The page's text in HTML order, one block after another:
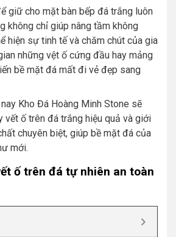
giữ cho mặt bàn bếp đá trắng luôn
không chỉ giúp nâng tầm không
hiện sự tinh tế và chăm chút của gia
những vệt ố cứng đầu hay mảng
bề mặt đá mất đi vẻ đẹp sang
Kho Đá Hoàng Minh Stone sẽ
vết ố trên đá trắng hiệu quả và giới
chuyên biệt, giúp bề mặt đá của
mới.
ố trên đá tự nhiên an toàn